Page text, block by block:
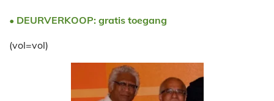
• DEURVERKOOP: gratis toegang
(vol=vol)